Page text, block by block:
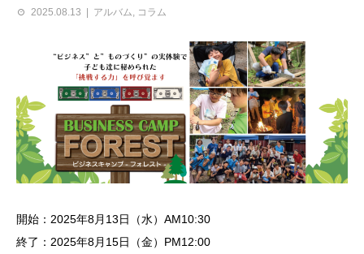
2025.08.13 アルバム コラム
開始：2025年8月13日（水）AM10:30
終了：2025年8月15日（金）PM12:00